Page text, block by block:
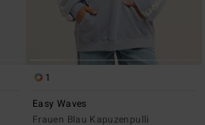
1
Easy Waves
Frauen Blau Kapuzenpulli